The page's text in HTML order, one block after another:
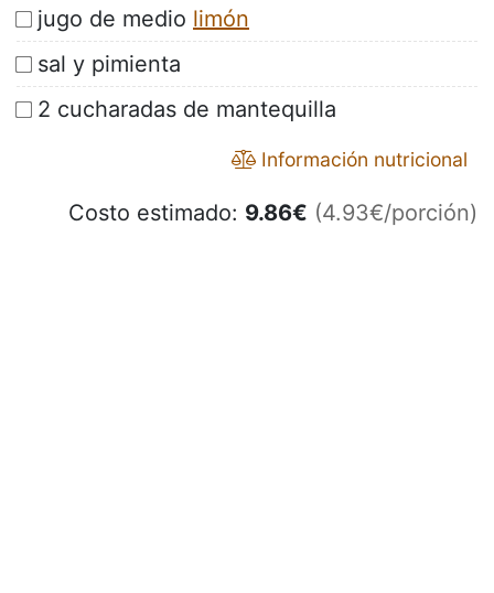
jugo de medio limón
sal y pimienta
2 cucharadas de mantequilla
Información nutricional
Costo estimado: 9.86€ (4.93€/porción)